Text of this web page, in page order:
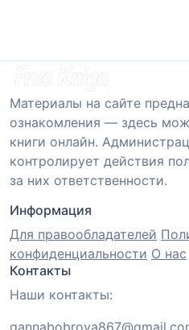
Материалы на сайте
ознакомления — здесь
книги онлайн.
контролирует действия
за них ответственности.
Информация
Для правообладателей
конфиденциальности О нас
Контакты
Наши контакты: